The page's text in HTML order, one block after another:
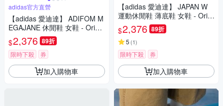
adidas官方直營
【adidas 愛迪達】 ADIFOM M
EGAJANE 休閒鞋 女鞋 - Origin
als JP8117
$2,376 89折
限時下殺 券
加入購物車
【adidas 愛迪達】 JAPAN W
運動休閒鞋 薄底鞋 女鞋 - Origi
nals IH5490
$2,376 89折
5 (1)
限時下殺 券
加入購物車